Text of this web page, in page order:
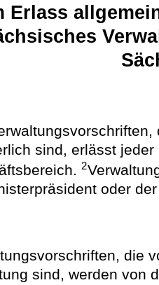
Erlass
sind, erlässt
2
oder
die
sind, werden von